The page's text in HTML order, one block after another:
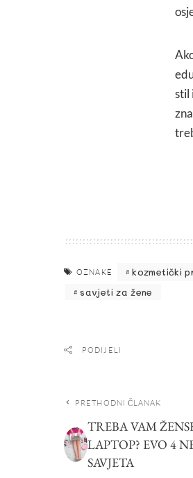
stil
OZNAKE kozmetički
savjeti za žene
PODIJELI
PRETHODNI ČLANAK
TREBA VAM
LAPTOP? EVO 4
SAVJETA